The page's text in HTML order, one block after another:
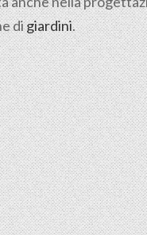
digiardini.